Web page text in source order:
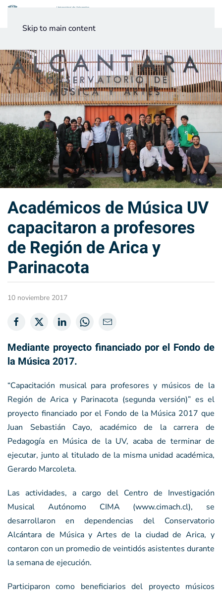
Skip to main content
Académicos de Música UV
capacitaron a profesores
de Región de Arica y
Parinacota
10 noviembre 2017
Mediante proyecto financiado por el Fondo de
la Música 2017.
“Capacitación musical para profesores y músicos de la
Región de Arica y Parinacota (segunda versión)” es el
proyecto financiado por el Fondo de la Música 2017 que
Juan Sebastián Cayo, académico de la carrera de
Pedagogía en Música de la UV, acaba de terminar de
ejecutar, junto al titulado de la misma unidad académica,
Gerardo Marcoleta.
Las actividades, a cargo del Centro de Investigación
Musical Autónomo CIMA (www.cimach.cl), se
desarrollaron en dependencias del Conservatorio
Alcántara de Música y Artes de la ciudad de Arica, y
contaron con un promedio de veintidós asistentes durante
la semana de ejecución.
Participaron como beneficiarios del proyecto músicos